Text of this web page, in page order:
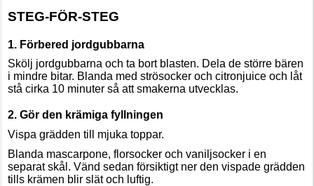
STEG-FÖR-STEG
1. Förbered jordgubbarna
Skölj jordgubbarna och ta bort blasten. Dela de större bären
i mindre bitar. Blanda med strösocker och citronjuice och låt
stå cirka 10 minuter så att smakerna utvecklas.
2. Gör den krämiga fyllningen
Vispa grädden till mjuka toppar.
Blanda mascarpone, florsocker och vaniljsocker i en
separat skål. Vänd sedan försiktigt ner den vispade grädden
tills krämen blir slät och luftig.